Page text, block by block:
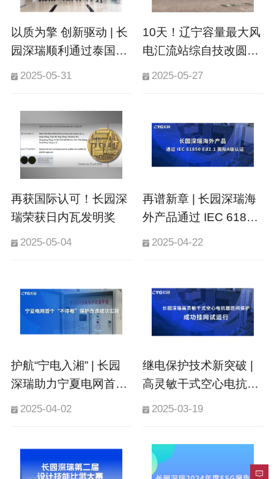
以质为擎 创新驱动 | 长
园深瑞顺利通过泰国地
方电力局（PEA）代表
2025-05-31
10天！辽宁容量最大风
电汇流站综自技改圆满
完成
2025-05-27
再获国际认可！长园深
瑞荣获日内瓦发明奖
2025-05-04
再谱新章 | 长园深瑞海
外产品通过 IEC 61850
Ed2.1国际A级认证！
2025-04-22
护航“宁电入湘” | 长园
深瑞助力宁夏电网首
个“不停电”保护改造成
2025-04-02
继电保护技术新突破 |
高灵敏干式空心电抗器
匝间保护装置成功挂网
2025-03-19